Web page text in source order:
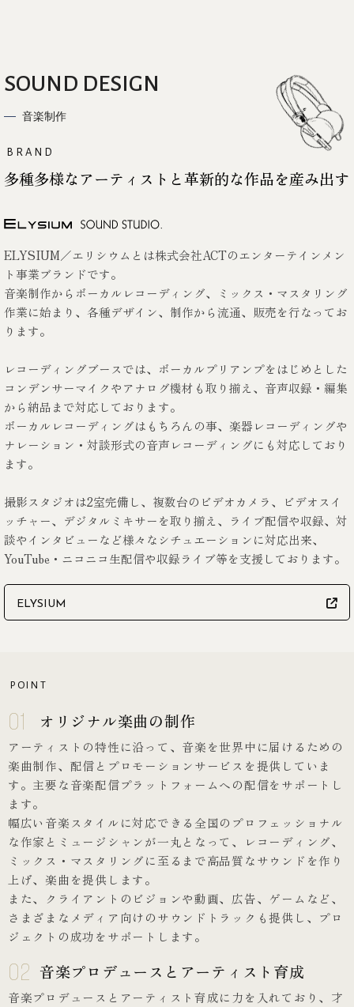
SOUND DESIGN
音楽制作
BRAND
多種多様なアーティストと革新的な作品を産み出す
ELYSIUM／エリシウムとは株式会社ACTのエンターテインメン
ト事業ブランドです。
音楽制作からボーカルレコーディング、ミックス・マスタリング
作業に始まり、各種デザイン、制作から流通、販売を行なってお
ります。
レコーディングブースでは、ボーカルプリアンプをはじめとした
コンデンサーマイクやアナログ機材も取り揃え、音声収録・編集
から納品まで対応しております。
ボーカルレコーディングはもちろんの事、楽器レコーディングや
ナレーション・対談形式の音声レコーディングにも対応しており
ます。
撮影スタジオは2室完備し、複数台のビデオカメラ、ビデオスイ
ッチャー、デジタルミキサーを取り揃え、ライブ配信や収録、対
談やインタビューなど様々なシチュエーションに対応出来、
YouTube・ニコニコ生配信や収録ライブ等を支援しております。
ELYSIUM
POINT
01 オリジナル楽曲の制作
アーティストの特性に沿って、音楽を世界中に届けるための
楽曲制作、配信とプロモーションサービスを提供していま
す。主要な音楽配信プラットフォームへの配信をサポートし
ます。
幅広い音楽スタイルに対応できる全国のプロフェッショナル
な作家とミュージシャンが一丸となって、レコーディング、
ミックス・マスタリングに至るまで高品質なサウンドを作り
上げ、楽曲を提供します。
また、クライアントのビジョンや動画、広告、ゲームなど、
さまざまなメディア向けのサウンドトラックも提供し、プロ
ジェクトの成功をサポートします。
02 音楽プロデュースとアーティスト育成
音楽プロデュースとアーティスト育成に力を入れており、才